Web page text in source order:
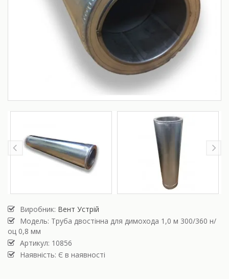
Виробник: Вент Устрій
Модель: Труба двостінна для димохода 1,0 м 300/360 н/
оц 0,8 мм
Артикул: 10856
Наявність: Є в наявності